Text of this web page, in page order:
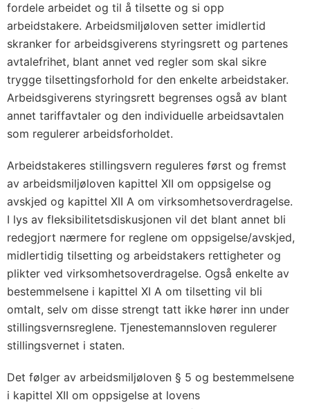
fordele arbeidet og til å tilsette og si opp
arbeidstakere. Arbeidsmiljøloven setter imidlertid
skranker for arbeidsgiverens styringsrett og partenes
avtalefrihet, blant annet ved regler som skal sikre
trygge tilsettingsforhold for den enkelte arbeidstaker.
Arbeidsgiverens styringsrett begrenses også av blant
annet tariffavtaler og den individuelle arbeidsavtalen
som regulerer arbeidsforholdet.
Arbeidstakeres stillingsvern reguleres først og fremst
av arbeidsmiljøloven kapittel XII om oppsigelse og
avskjed og kapittel XII A om virksomhetsoverdragelse.
I lys av fleksibilitetsdiskusjonen vil det blant annet bli
redegjort nærmere for reglene om oppsigelse/avskjed,
midlertidig tilsetting og arbeidstakers rettigheter og
plikter ved virksomhetsoverdragelse. Også enkelte av
bestemmelsene i kapittel XI A om tilsetting vil bli
omtalt, selv om disse strengt tatt ikke hører inn under
stillingsvernsreglene. Tjenestemannsloven regulerer
stillingsvernet i staten.
Det følger av arbeidsmiljøloven § 5 og bestemmelsene
i kapittel XII om oppsigelse at lovens